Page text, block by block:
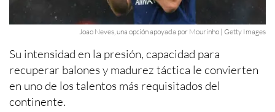
Joao Neves, una opción apoyada por Mourinho | Getty Images
Su intensidad en la presión, capacidad para
recuperar balones y madurez táctica le convierten
en uno de los talentos más requisitados del
continente.